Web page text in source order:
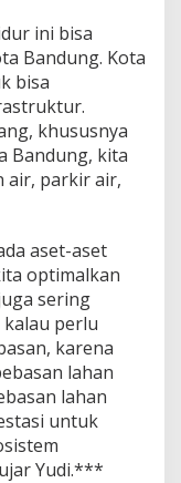
ini bisa
Bandung. Kota
bisa
khususnya
Bandung, kita
air, parkir air,
aset-aset
optimalkan
sering
kalau perlu
karena
lahan
lahan
untuk
Yudi.***